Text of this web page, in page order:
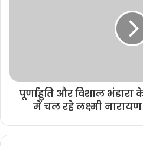
पूर्णाहुति और विशाल भंडारा
में चल रहे लक्ष्मी